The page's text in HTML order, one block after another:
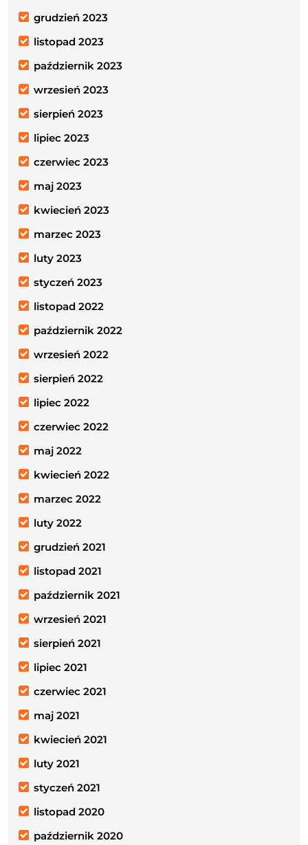
grudzień 2023
listopad 2023
październik 2023
wrzesień 2023
sierpień 2023
lipiec 2023
czerwiec 2023
maj 2023
kwiecień 2023
marzec 2023
luty 2023
styczeń 2023
listopad 2022
październik 2022
wrzesień 2022
sierpień 2022
lipiec 2022
czerwiec 2022
maj 2022
kwiecień 2022
marzec 2022
luty 2022
grudzień 2021
listopad 2021
październik 2021
wrzesień 2021
sierpień 2021
lipiec 2021
czerwiec 2021
maj 2021
kwiecień 2021
luty 2021
styczeń 2021
listopad 2020
październik 2020